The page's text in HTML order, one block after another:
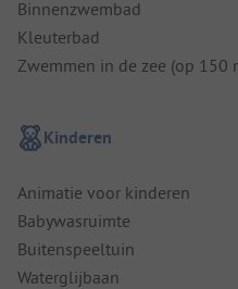
Binnenzwembad
Kleuterbad
Zwemmen in de zee (op 150
Kinderen
Animatie voor kinderen
Babywasruimte
Buitenspeeltuin
Waterglijbaan